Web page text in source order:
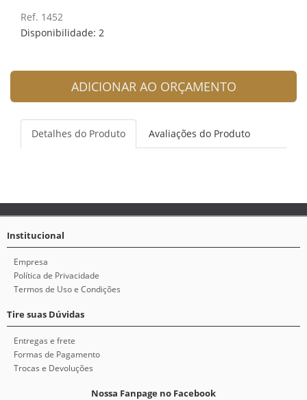
Ref. 1452
Disponibilidade: 2
ADICIONAR AO ORÇAMENTO
Detalhes do Produto Avaliações do Produto
Institucional
Empresa
Política de Privacidade
Termos de Uso e Condições
Tire suas Dúvidas
Entregas e frete
Formas de Pagamento
Trocas e Devoluções
Nossa Fanpage no Facebook